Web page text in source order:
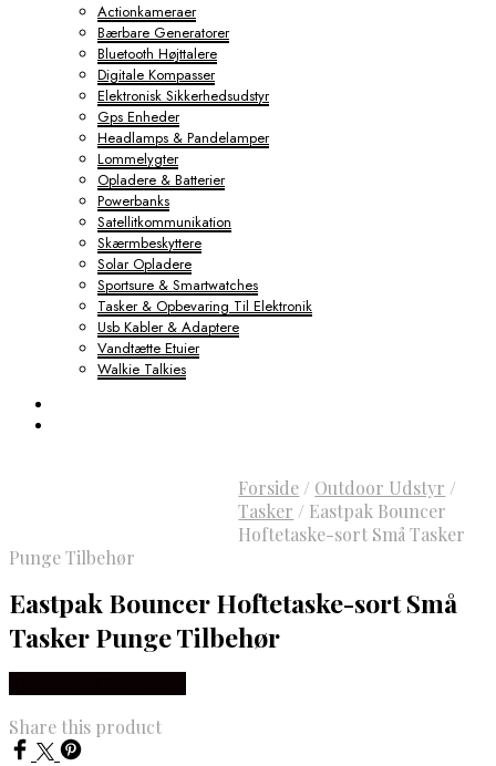
Actionkameraer
Bærbare Generatorer
Bluetooth Højttalere
Digitale Kompasser
Elektronisk Sikkerhedsudstyr
Gps Enheder
Headlamps & Pandelamper
Lommelygter
Opladere & Batterier
Powerbanks
Satellitkommunikation
Skærmbeskyttere
Solar Opladere
Sportsure & Smartwatches
Tasker & Opbevaring Til Elektronik
Usb Kabler & Adaptere
Vandtætte Etuier
Walkie Talkies
Forside / Outdoor Udstyr /
Tasker / Eastpak Bouncer
Hoftetaske-sort Små Tasker
Punge Tilbehør
Eastpak Bouncer Hoftetaske-sort Små
Tasker Punge Tilbehør
Share this product